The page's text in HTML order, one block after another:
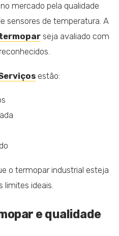
mercado pela qualidade
sensores de temperatura. A
seja avaliado com
estão:
o termopar industrial esteja
limites ideais.
e qualidade